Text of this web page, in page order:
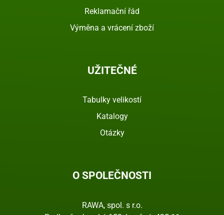
Reklamační řád
Výměna a vrácení zboží
UŽITEČNÉ
Tabulky velikostí
Katalogy
Otázky
O SPOLEČNOSTI
RAWA, spol. s r.o.